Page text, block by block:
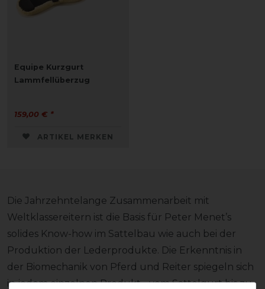
Equipe Kurzgurt
Lammfellüberzug
159,00 € *
ARTIKEL MERKEN
Die Jahrzehntelange Zusammenarbeit mit
Weltklassereitern ist die Basis für Peter Menet’s
solides Know-how im Sattelbau wie auch bei der
Produktion der Lederprodukte. Die Erkenntnis in
der Biomechanik von Pferd und Reiter spiegeln sich
in jedem einzelnen Produkt - vom Sattelgurt bis zu